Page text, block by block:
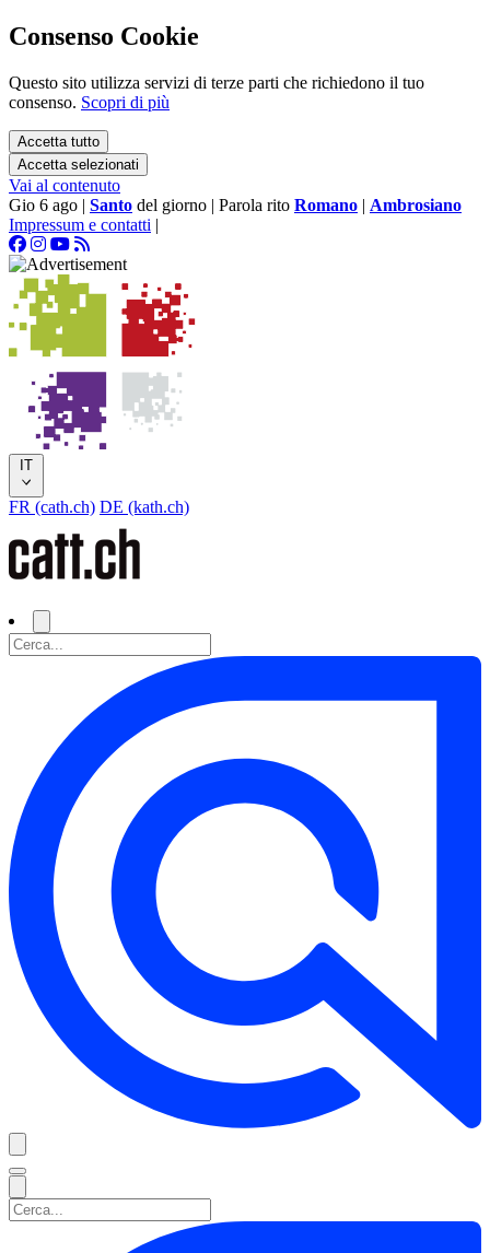
Consenso Cookie
Questo sito utilizza servizi di terze parti che richiedono il tuo
consenso. Scopri di più
Accetta tutto
Accetta selezionati
Vai al contenuto
Gio 6 ago | Santo del giorno | Parola rito Romano | Ambrosiano
Impressum e contatti |
IT
FR (cath.ch) DE (kath.ch)